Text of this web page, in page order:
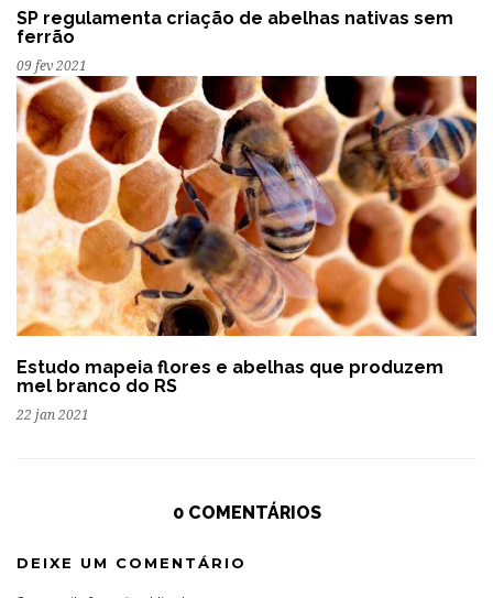
SP regulamenta criação de abelhas nativas sem
ferrão
09 fev 2021
Estudo mapeia flores e abelhas que produzem
mel branco do RS
22 jan 2021
0 COMENTÁRIOS
DEIXE UM COMENTÁRIO